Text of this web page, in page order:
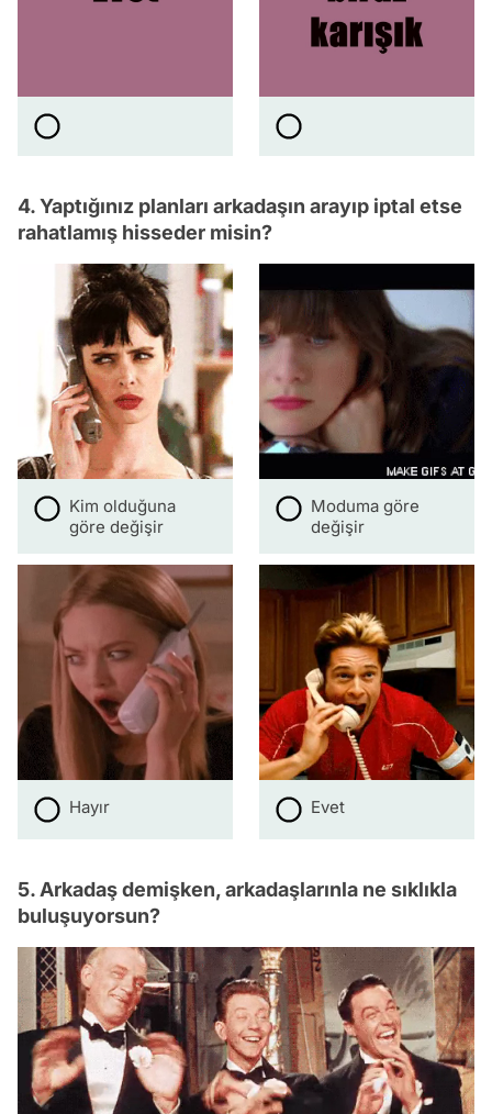
4. Yaptığınız planları arkadaşın arayıp iptal etse
rahatlamış hisseder misin?
Kim olduğuna
göre değişir
Moduma göre
değişir
Hayır Evet
5. Arkadaş demişken, arkadaşlarınla ne sıklıkla
buluşuyorsun?